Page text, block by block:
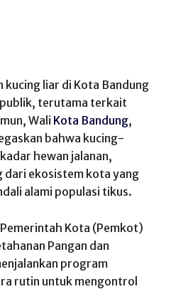
kucing liar di Kota Bandung
terutama terkait
Wali Kota Bandung,
bahwa kucing-
hewan jalanan,
dari ekosistem kota yang
alami populasi tikus.
Kota (Pemkot)
Pangan dan
program
rutin untuk mengontrol